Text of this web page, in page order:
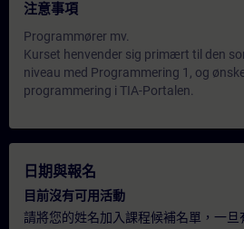
注意事項
Programmører mv.
Kurset henvender sig primært til den
niveau med Programmering 1, og
programmering i TIA-Portalen.
日期與報名
目前沒有可用活動
請將您的姓名加入課程候補名單，一